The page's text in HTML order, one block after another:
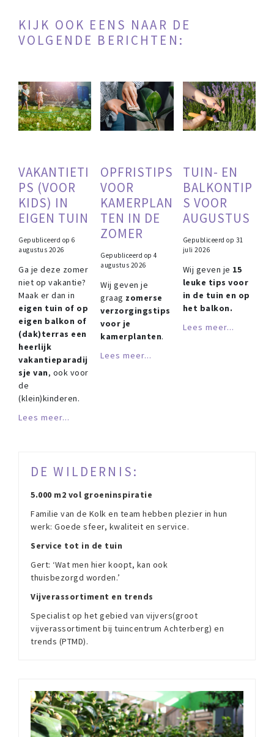
KIJK OOK EENS NAAR DE
VOLGENDE BERICHTEN:
VAKANTIETI
PS (VOOR
KIDS) IN
EIGEN TUIN
Gepubliceerd op 6
augustus 2026
Ga je deze zomer
niet op vakantie?
Maak er dan in
eigen tuin of op
eigen balkon of
(dak)terras een
heerlijk
vakantieparadij
sje van, ook voor
de
(klein)kinderen.
Lees meer...
OPFRISTIPS
VOOR
KAMERPLAN
TEN IN DE
ZOMER
Gepubliceerd op4
augustus 2026
Wij geven je
graag zomerse
verzorgingstips
voor je
kamerplanten.
Lees meer...
TUIN- EN
BALKONTIP
S VOOR
AUGUSTUS
Gepubliceerd op 31
juli 2026
Wij geven je 15
leuke tips voor
in de tuin en op
het balkon.
Lees meer...
DE WILDERNIS:
5.000 m2 vol groeninspiratie
Familie van de Kolk en team hebben plezier in hun
werk: Goede sfeer, kwaliteit en service.
Service tot in de tuin
Gert: ‘Wat men hier koopt, kan ook
thuisbezorgd worden.’
Vijverassortiment en trends
Specialist op het gebied van vijvers(groot
vijverassortiment bij tuincentrum Achterberg) en
trends (PTMD).